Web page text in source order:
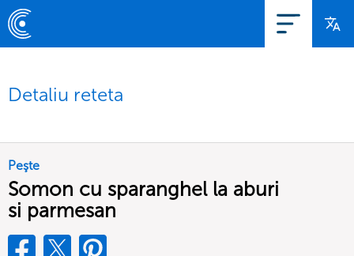
Detaliu reteta
Peşte
Somon cu sparanghel la aburi
si parmesan